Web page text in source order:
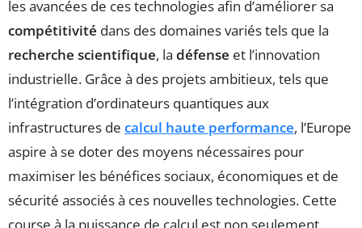
les avancées de ces technologies afin d’améliorer sa
compétitivité dans des domaines variés tels que la
recherche scientifique, la défense et l’innovation
industrielle. Grâce à des projets ambitieux, tels que
l’intégration d’ordinateurs quantiques aux
infrastructures de calcul haute performance, l’Europe
aspire à se doter des moyens nécessaires pour
maximiser les bénéfices sociaux, économiques et de
sécurité associés à ces nouvelles technologies. Cette